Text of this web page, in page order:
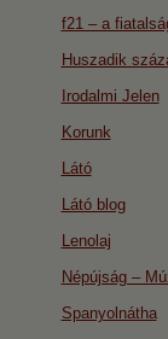
f21 – a
Huszadik
Irodalmi Jelen
Korunk
Látó
Látó blog
Lenolaj
Népújság –
Spanyolnátha